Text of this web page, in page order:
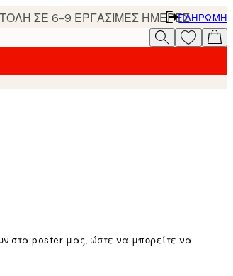
ΣΕ 6-9 ΕΡΓΑΣΙΜΕΣ ΗΜΕΡΕΣΠΛΗΡΩΜΉ
στα poster μας, ώστε να μπορείτε να